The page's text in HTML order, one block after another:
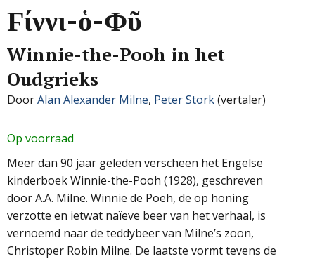
Ϝίννι-ὁ-Φῦ
Winnie-the-Pooh in het
Oudgrieks
DoorAlan Alexander Milne, Peter Stork(vertaler)
Op voorraad
Meer dan 90 jaar geleden verscheen het Engelse
kinderboek Winnie-the-Pooh (1928), geschreven
door A.A. Milne. Winnie de Poeh, de op honing
verzotte en ietwat naïeve beer van het verhaal, is
vernoemd naar de teddybeer van Milne’s zoon,
Christoper Robin Milne. De laatste vormt tevens de